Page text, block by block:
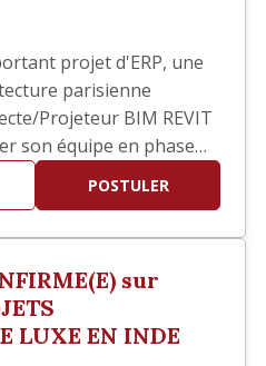
projet d'ERP, une
parisienne
Projeteur BIM REVIT
son équipe en phase
interviendrez
des documents
mise…
POSTULER
sur
LUXE EN INDE